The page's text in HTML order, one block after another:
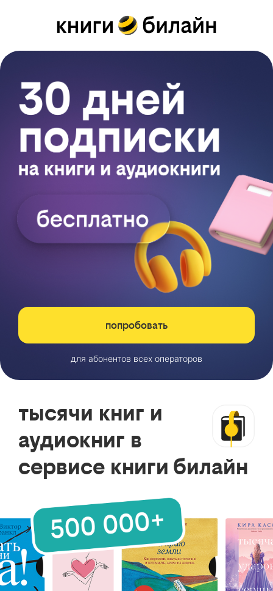
попробовать
для абонентов всех операторов
тысячи книг и
аудиокниг в
сервисе книги билайн